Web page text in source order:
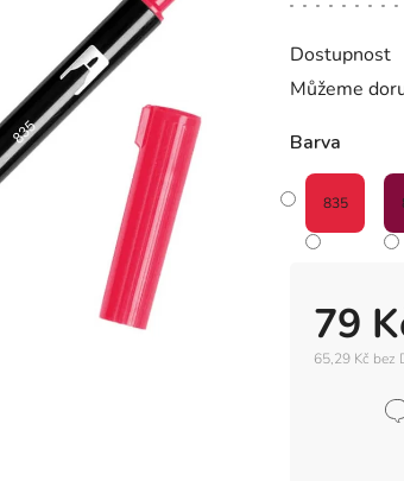
Dostupnost
Můžeme
79
65,29 Kč bez
Barva
835